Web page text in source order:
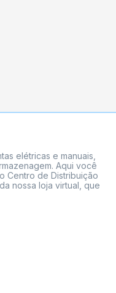
elétricas e manuais,
Aqui você
Centro de Distribuição
nossa loja virtual, que